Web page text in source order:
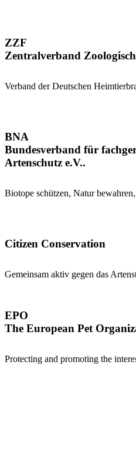
ZZF
Zentralverband
Verband der Deutschen
BNA
Bundesverband für
Artenschutz e.V..
Biotope schützen, Natur
Citizen Conservation
Gemeinsam aktiv gegen das
EPO
The European Pet
Protecting and promoting the